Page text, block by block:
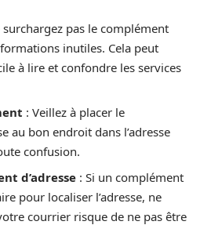
surchargez pas le complément
inutiles. Cela peut
à lire et confondre les services
: Veillez à placer le
au bon endroit dans l’adresse
confusion.
d’adresse : Si un complément
pour localiser l’adresse, ne
courrier risque de ne pas être